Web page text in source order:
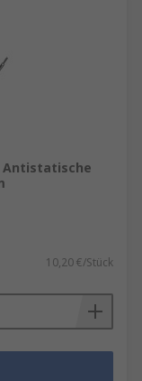
Antistatische
10,20 €/Stück